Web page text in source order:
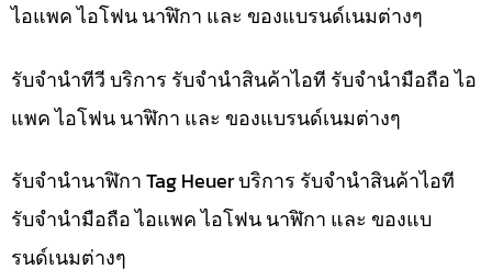
ไอแพค ไอโฟน นาฬิกา และ ของแบรนด์เนมต่างๆ
รับจำนำทีวี บริการ รับจำนำสินค้าไอที รับจำนำมือถือ ไอ
แพค ไอโฟน นาฬิกา และ ของแบรนด์เนมต่างๆ
รับจำนำนาฬิกา Tag Heuer บริการ รับจำนำสินค้าไอที
รับจำนำมือถือ ไอแพค ไอโฟน นาฬิกา และ ของแบ
รนด์เนมต่างๆ